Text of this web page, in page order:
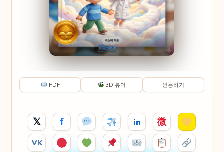
PDF 3D 뷰어 인용하기
𝕏 f in 微
VK